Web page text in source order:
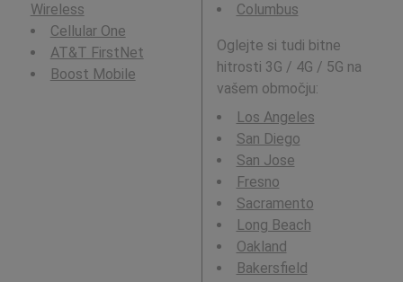
Wireless
Cellular One
AT&T FirstNet
Boost Mobile
Columbus
Oglejte si tudi bitne
hitrosti 3G / 4G / 5G na
vašem območju:
Los Angeles
San Diego
San Jose
Fresno
Sacramento
Long Beach
Oakland
Bakersfield